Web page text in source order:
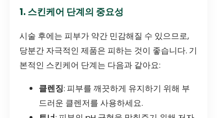
1. 스킨케어 단계의 중요성
시술 후에는 피부가 약간 민감해질 수 있으므로,
당분간 자극적인 제품은 피하는 것이 좋습니다. 기
본적인 스킨케어 단계는 다음과 같아요:
클렌징: 피부를 깨끗하게 유지하기 위해 부
드러운 클렌저를 사용하세요.